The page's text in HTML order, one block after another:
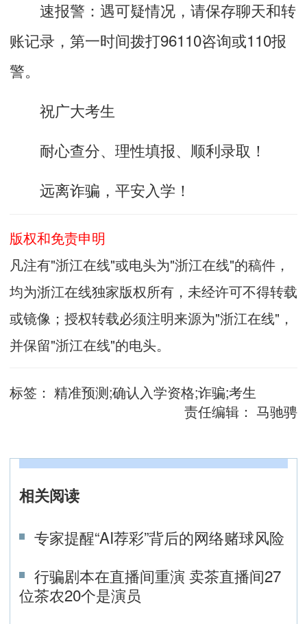
速报警：遇可疑情况，请保存聊天和转
账记录，第一时间拨打96110咨询或110报
警。
祝广大考生
耐心查分、理性填报、顺利录取！
远离诈骗，平安入学！
版权和免责申明
凡注有"浙江在线"或电头为"浙江在线"的稿件，
均为浙江在线独家版权所有，未经许可不得转载
或镜像；授权转载必须注明来源为"浙江在线"，
并保留"浙江在线"的电头。
标签： 精准预测;确认入学资格;诈骗;考生
责任编辑： 马驰骋
相关阅读
专家提醒“AI荐彩”背后的网络赌球风险
行骗剧本在直播间重演 卖茶直播间27
位茶农20个是演员